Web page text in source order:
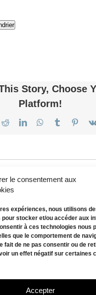
le consentement aux
expériences, nous utilisons
stocker et/ou accéder aux
à ces technologies nous
que le comportement de
fait de ne pas consentir ou de
un effet négatif sur certaines
Accepter
Story, Choose
Platform!
RedditLinkedInWhatsApp
Tumblr
BILLETTERIE